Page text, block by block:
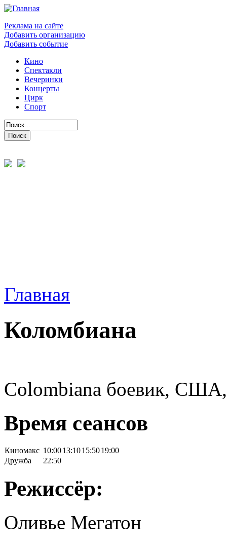
Реклама на сайте
Добавить организацию
Добавить событие
Кино
Спектакли
Вечеринки
Концерты
Цирк
Спорт
Главная
Коломбиана
Colombiana боевик,
Время сеансов
Киномакс 10:0013:1015:5019:00
Дружба
22:50
Режиссёр:
Оливье Мегатон